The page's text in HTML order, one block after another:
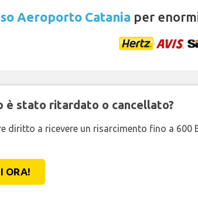
Aeroporto Catania per
è stato ritardato o cancellato?
diritto a ricevere un risarcimento fino a 600
ORA!